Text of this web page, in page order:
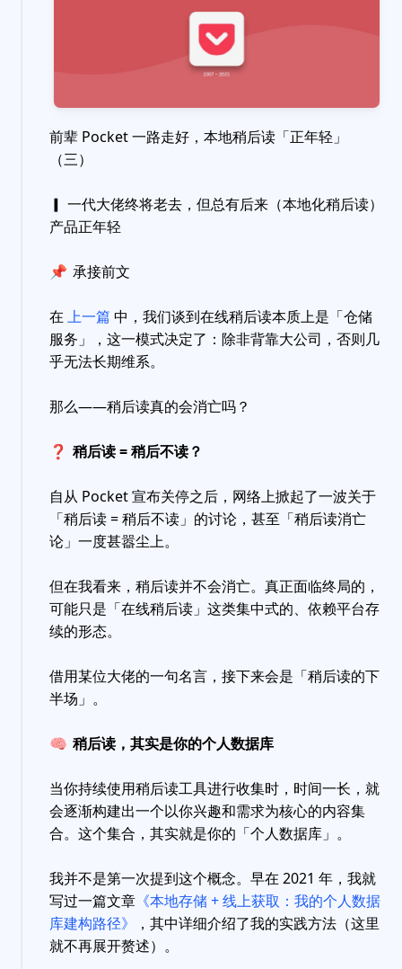
前辈 Pocket 一路走好，本地稍后读「正年轻」
（三）
▎ 一代大佬终将老去，但总有后来（本地化稍后读）
产品正年轻
📌 承接前文
在 上一篇 中，我们谈到在线稍后读本质上是「仓储
服务」，这一模式决定了：除非背靠大公司，否则几
乎无法长期维系。
那么——稍后读真的会消亡吗？
❓ 稍后读 = 稍后不读？
自从 Pocket 宣布关停之后，网络上掀起了一波关于
「稍后读 = 稍后不读」的讨论，甚至「稍后读消亡
论」一度甚嚣尘上。
但在我看来，稍后读并不会消亡。真正面临终局的，
可能只是「在线稍后读」这类集中式的、依赖平台存
续的形态。
借用某位大佬的一句名言，接下来会是「稍后读的下
半场」。
🧠 稍后读，其实是你的个人数据库
当你持续使用稍后读工具进行收集时，时间一长，就
会逐渐构建出一个以你兴趣和需求为核心的内容集
合。这个集合，其实就是你的「个人数据库」。
我并不是第一次提到这个概念。早在 2021 年，我就
写过一篇文章 《本地存储 + 线上获取：我的个人数据
库建构路径》
，其中详细介绍了我的实践方法（这里
就不再展开赘述）。